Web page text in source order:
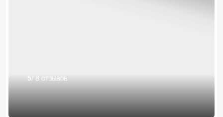
5/ 8 отзывов